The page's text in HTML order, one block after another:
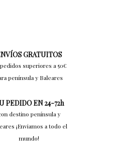
GRATUITOS
superiores a 50€
península y Baleares
PEDIDO EN 24-72h
destino península y
¡Enviamos a todo el
mundo!